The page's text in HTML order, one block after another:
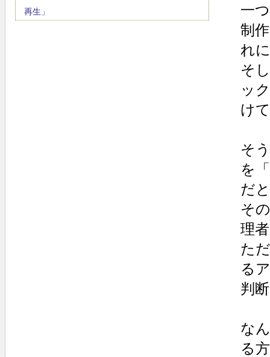
再生」
一
制
れ
そ
ッ
け
そ
を
だ
そ
理
た
る
判
な
る